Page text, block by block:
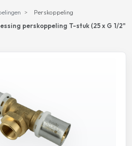
Perskoppeling
perskoppeling T-stuk (25 x G 1/2"